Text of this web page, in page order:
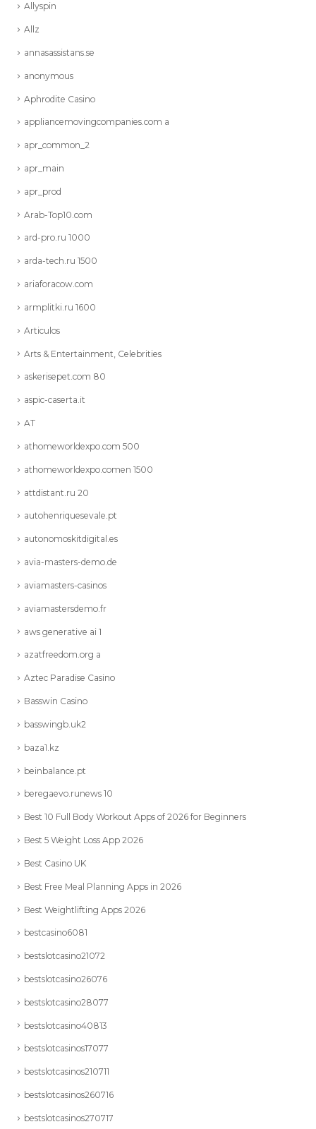
Allyspin
Allz
annasassistans.se
anonymous
Aphrodite Casino
appliancemovingcompanies.com a
apr_common_2
apr_main
apr_prod
Arab-Top10.com
ard-pro.ru 1000
arda-tech.ru 1500
ariaforacow.com
armplitki.ru 1600
Articulos
Arts & Entertainment, Celebrities
askerisepet.com 80
aspic-caserta.it
AT
athomeworldexpo.com 500
athomeworldexpo.comen 1500
attdistant.ru 20
autohenriquesevale.pt
autonomoskitdigital.es
avia-masters-demo.de
aviamasters-casinos
aviamastersdemo.fr
aws generative ai 1
azatfreedom.org a
Aztec Paradise Casino
Basswin Casino
basswingb.uk2
baza1.kz
beinbalance.pt
beregaevo.runews 10
Best 10 Full Body Workout Apps of 2026 for Beginners
Best 5 Weight Loss App 2026
Best Casino UK
Best Free Meal Planning Apps in 2026
Best Weightlifting Apps 2026
bestcasino6081
bestslotcasino21072
bestslotcasino26076
bestslotcasino28077
bestslotcasino40813
bestslotcasinos17077
bestslotcasinos210711
bestslotcasinos260716
bestslotcasinos270717